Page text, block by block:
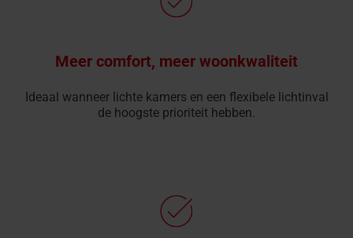
Meer comfort, meer woonkwaliteit
Ideaal wanneer lichte kamers en een flexibele lichtinval
de hoogste prioriteit hebben.